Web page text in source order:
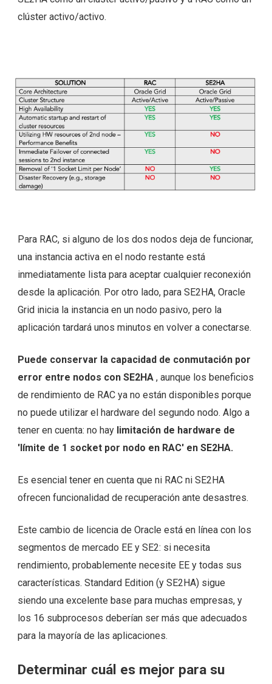
clúster activo/activo.
Para RAC, si alguno de los dos nodos deja de funcionar,
una instancia activa en el nodo restante está
inmediatamente lista para aceptar cualquier reconexión
desde la aplicación. Por otro lado, para SE2HA, Oracle
Grid inicia la instancia en un nodo pasivo, pero la
aplicación tardará unos minutos en volver a conectarse.
Puede conservar la capacidad de conmutación por
error entre nodos con SE2HA , aunque los beneficios
de rendimiento de RAC ya no están disponibles porque
no puede utilizar el hardware del segundo nodo. Algo a
tener en cuenta: no hay limitación de hardware de
'límite de 1 socket por nodo en RAC' en SE2HA.
Es esencial tener en cuenta que ni RAC ni SE2HA
ofrecen funcionalidad de recuperación ante desastres.
Este cambio de licencia de Oracle está en línea con los
segmentos de mercado EE y SE2: si necesita
rendimiento, probablemente necesite EE y todas sus
características. Standard Edition (y SE2HA) sigue
siendo una excelente base para muchas empresas, y
los 16 subprocesos deberían ser más que adecuados
para la mayoría de las aplicaciones.
Determinar cuál es mejor para su